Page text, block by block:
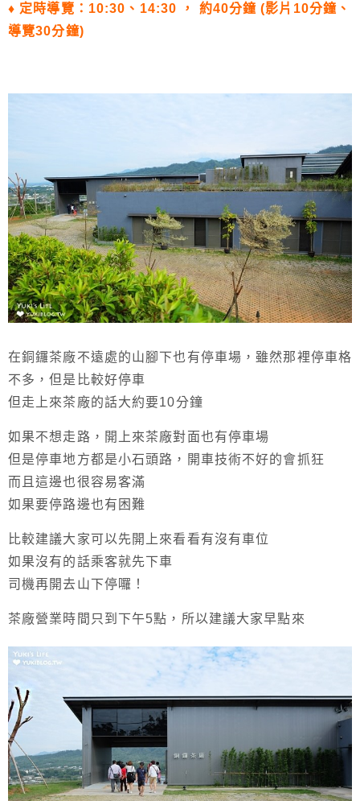
♦ 定時導覽：10:30、14:30 ， 約40分鐘 (影片10分鐘、
導覽30分鐘)
在銅鑼茶廠不遠處的山腳下也有停車場，雖然那裡停車格
不多，但是比較好停車
但走上來茶廠的話大約要10分鐘
如果不想走路，開上來茶廠對面也有停車場
但是停車地方都是小石頭路，開車技術不好的會抓狂
而且這邊也很容易客滿
如果要停路邊也有困難
比較建議大家可以先開上來看看有沒有車位
如果沒有的話乘客就先下車
司機再開去山下停囉！
茶廠營業時間只到下午5點，所以建議大家早點來